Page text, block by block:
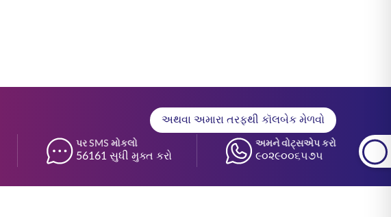
અથવા અમારા તરફથી કૉલબેક મેળવો
પર SMS મોકલો
56161 સુધી મુક્ત કરો
અમને વોટ્સએપ કરો
૯૦૨૯૦૦૬૫૭૫